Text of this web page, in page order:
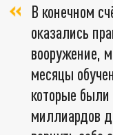
В конечном
оказались
вооружение,
месяцы
которые
миллиардов